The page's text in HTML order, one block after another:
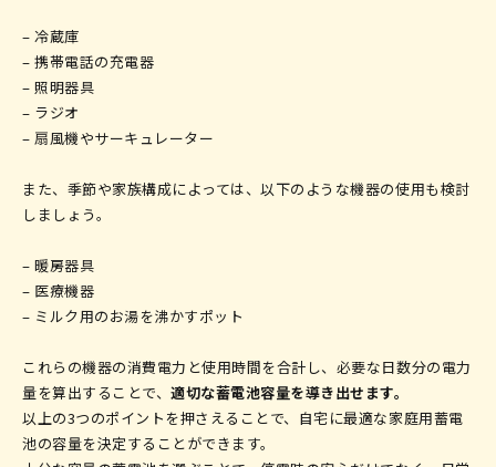
– 冷蔵庫
– 携帯電話の充電器
– 照明器具
– ラジオ
– 扇風機やサーキュレーター
また、季節や家族構成によっては、以下のような機器の使用も検討
しましょう。
– 暖房器具
– 医療機器
– ミルク用のお湯を沸かすポット
これらの機器の消費電力と使用時間を合計し、必要な日数分の電力
量を算出することで、適切な蓄電池容量を導き出せます。
以上の3つのポイントを押さえることで、自宅に最適な家庭用蓄電
池の容量を決定することができます。